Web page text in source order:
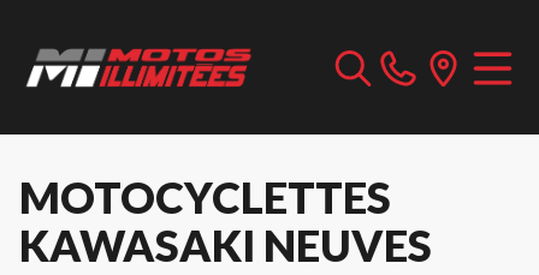
MOTOCYCLETTES
KAWASAKI NEUVES